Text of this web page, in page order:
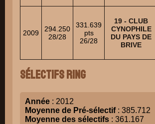
2009
294.250
28/28
331.639
pts
26/28
19 - CLUB
CYNOPHILE
DU PAYS DE
BRIVE
Sélectifs Ring
Année : 2012
Moyenne de Pré-sélectif: 385.712
Moyenne des sélectifs : 361.167